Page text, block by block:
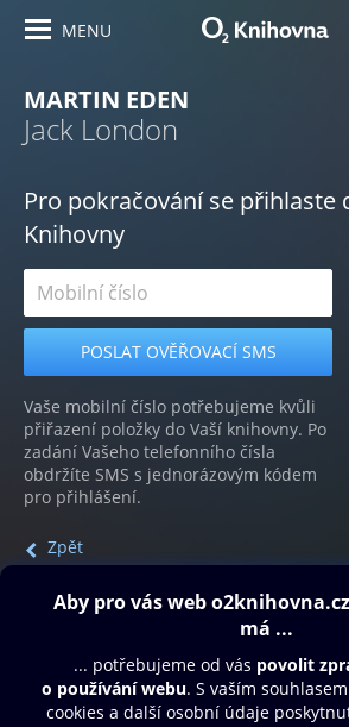
MENU
MARTIN EDEN
Jack London
Pro pokračování se přihlaste
Knihovny
Vaše mobilní číslo potřebujeme kvůli
přiřazení položky do Vaší knihovny. Po
zadání Vašeho telefonního čísla
obdržíte SMS s jednorázovým kódem
pro přihlášení.
Zpět
Obsah ke stažení
Moje O2 Knihovna